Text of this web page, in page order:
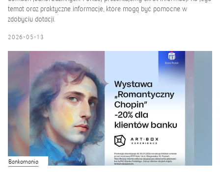
temat oraz praktyczne informacje, które mogą być pomocne w
zdobyciu dotacji.
2026-05-13
Bankomania